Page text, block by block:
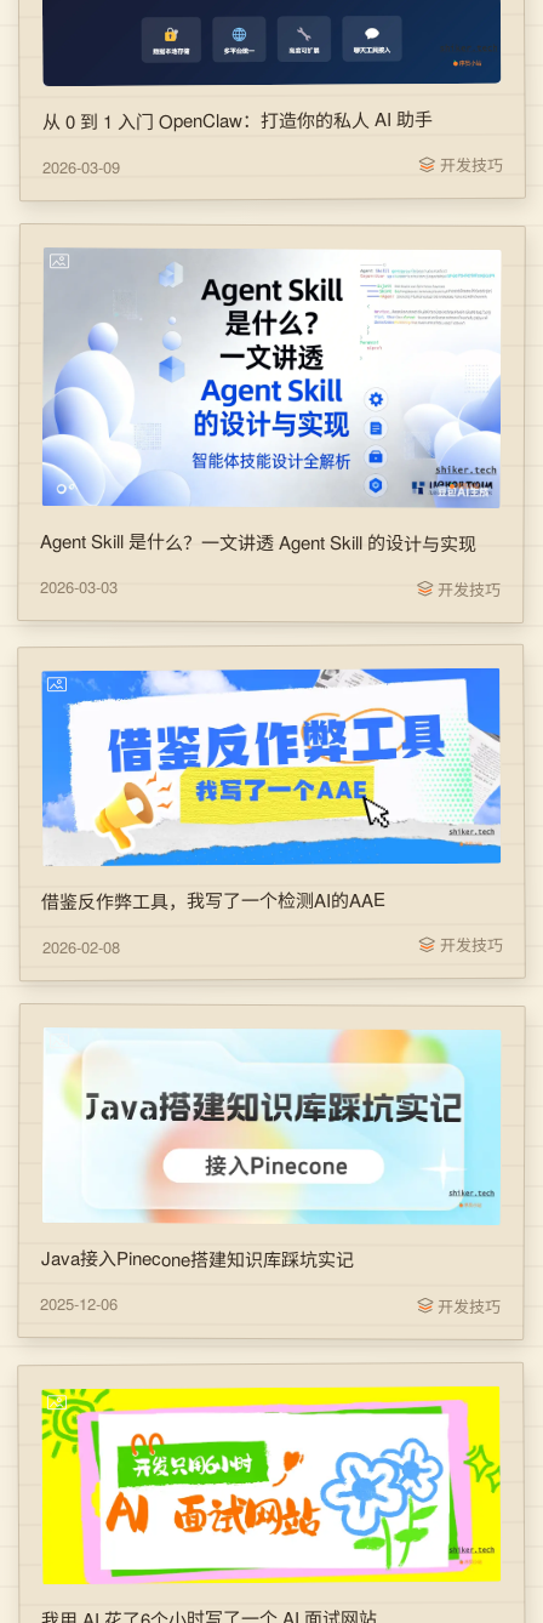
从 0 到 1 入门 OpenClaw：打造你的私人 AI 助手
2026-03-09 开发技巧
Agent Skill 是什么？一文讲透 Agent Skill 的设计与实现
2026-03-03 开发技巧
借鉴反作弊工具，我写了一个检测AI的AAE
2026-02-08 开发技巧
Java接入Pinecone搭建知识库踩坑实记
2025-12-06 开发技巧